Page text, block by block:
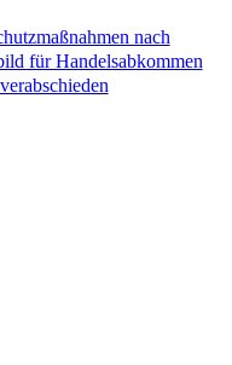
nach
für Handelsabkommen